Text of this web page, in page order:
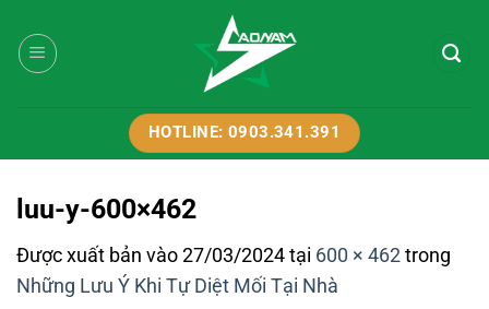
qua
nội
HOTLINE: 0903.341.391
luu-y-600×462
Được xuất bản vào 27/03/2024 tại 600 × 462 trong
Những Lưu Ý Khi Tự Diệt Mối Tại Nhà